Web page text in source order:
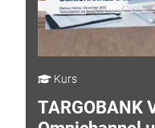
Kurs
TARGOBANK